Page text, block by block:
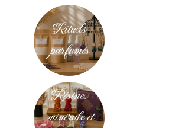
Rituels
parfumés
Résines
minérale et